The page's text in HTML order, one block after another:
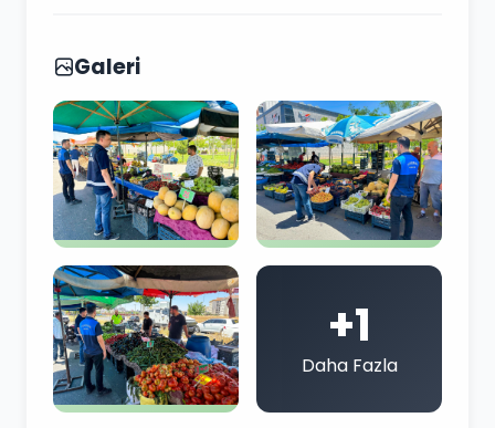
Galeri
+1
Daha Fazla